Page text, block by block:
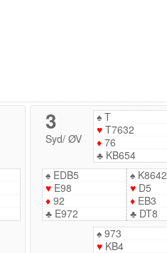
3
Syd/ ØV
♠T
♥T7632
♦76
♣KB654
♠ EDB5
♥ E98
♦ 92
♣ E972
♠ K8642
♥ D5
♦ EB3
♣ DT8
♠973
♥KB4